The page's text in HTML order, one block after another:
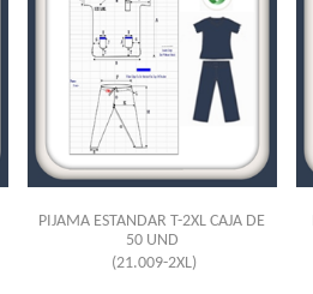
PIJAMA ESTANDAR T-2XL CAJA DE
50 UND
(21.009-2XL)